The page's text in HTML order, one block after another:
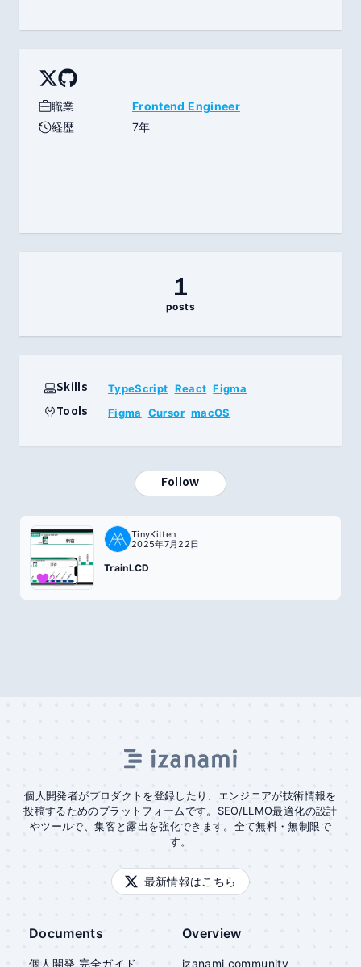
域や、Swift / Kotlin などモバイルネイティブ技術も習得
職業
Frontend Engineer
経歴
7年
1
posts
Skills TypeScript React Figma
Tools Figma Cursor macOS
Follow
TinyKitten
2025年7月22日
TrainLCD
2
個人開発者がプロダクトを登録したり、エンジニアが技術情報を
投稿するためのプラットフォームです。SEO/LLMO最適化の設計
やツールで、集客と露出を強化できます。全て無料・無制限で
す。
最新情報はこちら
Documents
個人開発 完全ガイド
Overview
izanami community